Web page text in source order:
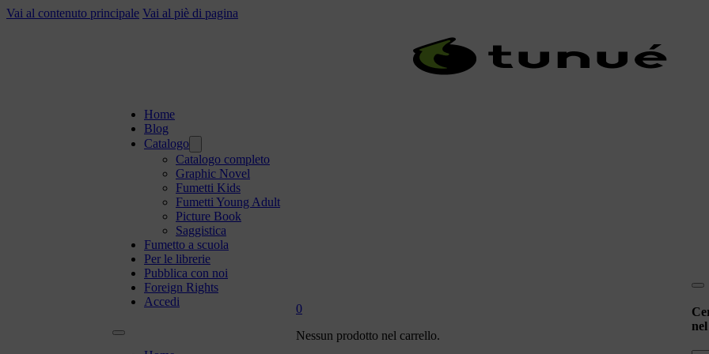
Vai al contenuto principale Vai al piè di pagina
Home
Blog
Catalogo
Catalogo completo
Graphic Novel
Fumetti Kids
Fumetti Young Adult
Picture Book
Saggistica
Fumetto a scuola
Per le librerie
Pubblica con noi
Foreign Rights
Accedi
0
Nessun prodotto nel carrello.